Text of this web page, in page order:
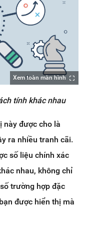
Xem toàn màn hình
tính khác nhau
này được cho là
ra nhiều tranh cãi.
số liệu chính xác
nhau, không chỉ
trường hợp đặc
được hiển thị mà